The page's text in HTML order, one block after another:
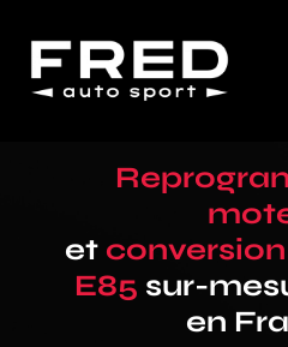
et
E85 sur-
en